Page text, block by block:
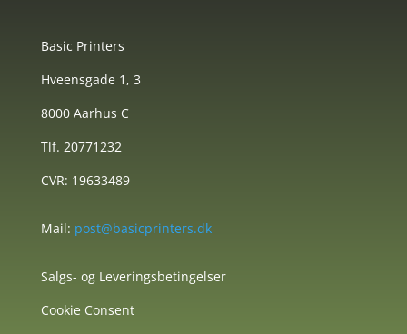
Basic Printers
Hveensgade 1, 3
8000 Aarhus C
Tlf. 20771232
CVR: 19633489
Mail: post@basicprinters.dk
Salgs- og Leveringsbetingelser
Cookie Consent